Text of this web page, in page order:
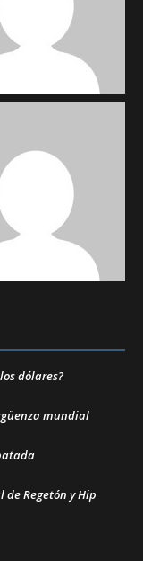
dólares?
mundial
de Regetón y Hip